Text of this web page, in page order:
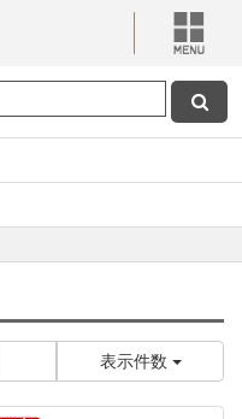
表示件数